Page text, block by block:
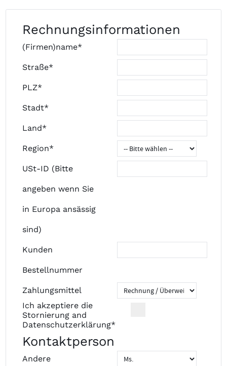
Rechnungsinformationen
(Firmen)name*
Straße*
PLZ*
Stadt*
Land*
Region*
USt-ID (Bitte
angeben wenn Sie
in Europa ansässig
sind)
Kunden
Bestellnummer
Zahlungsmittel
Ich akzeptiere die
Stornierung and
Datenschutzerklärung*
Kontaktperson
Andere